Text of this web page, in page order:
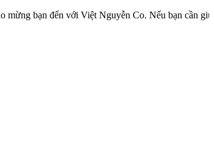
bạn đến với Việt Nguyễn Co. Nếu bạn cần giúp đỡ